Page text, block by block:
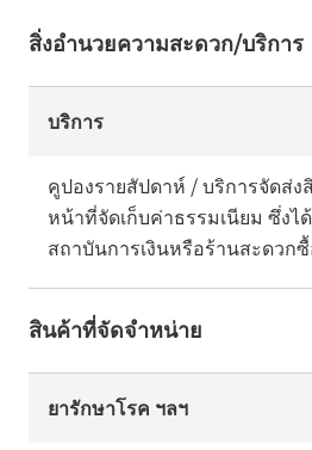
สิ่งอำนวยความสะดวก/บริการ
บริการ
คูปองรายสัปดาห์ / บริการจัดส่
หน้าที่จัดเก็บค่าธรรมเนียม ซึ่ง
สถาบันการเงินหรือร้านสะดวก
สินค้าที่จัดจำหน่าย
ยารักษาโรค ฯลฯ